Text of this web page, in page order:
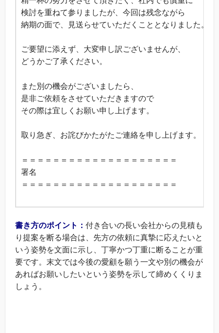
検討を重ねて参りましたが、今回は残念ながら
納期の面で、見送らせていただくこととなりました。
ご要望に添えず、大変申し訳ございませんが、
どうかご了承ください。
また別の機会がございましたら、
是非ご依頼をさせていただきますので
その際は宜しくお願い申し上げます。
取り急ぎ、お詫びかたがたご連絡を申し上げます。
＝＝＝＝＝＝＝＝＝＝＝＝＝＝＝＝＝＝＝＝
署名
＝＝＝＝＝＝＝＝＝＝＝＝＝＝＝＝＝＝＝＝
書き方のポイント： 付き合いの長い会社からの見積も
り提案を断る場合は、先方の依頼に真摯に応えたいと
いう姿勢を文面に示し、丁寧かつ丁重に断ることが重
要です。末文では今後の愛顧を願う一文や別の機会が
あればお願いしたいという姿勢を示して締めくくりま
しょう。